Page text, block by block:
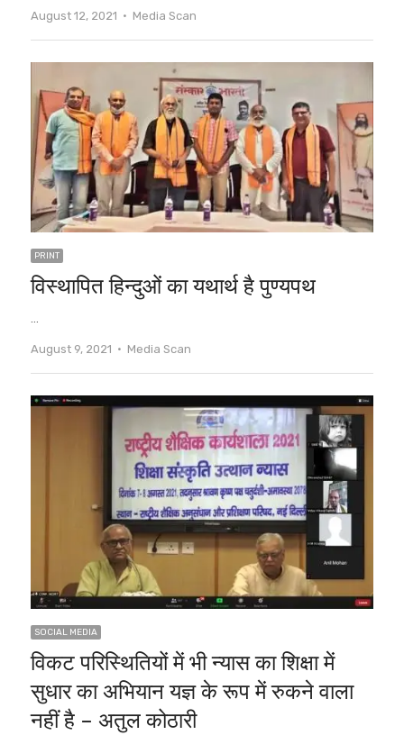
August 12, 2021 Author
Media Scan
PRINT
विस्थापित हिन्दुओं का यथार्थ है पुण्यपथ
August 9, 2021 Author
Media Scan
SOCIAL MEDIA
विकट परिस्थितियों में भी न्यास का शिक्षा में
सुधार का अभियान यज्ञ के रूप में रुकने वाला
नहीं है – अतुल कोठारी